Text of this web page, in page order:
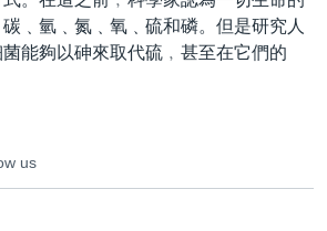
﹑氫﹑氮﹑氧﹑硫和磷。但是研究人
能夠以砷來取代硫﹐甚至在它們的
us